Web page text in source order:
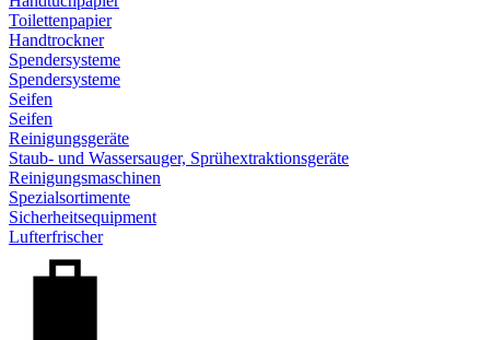
Toilettenpapier
Handtrockner
Spendersysteme
Spendersysteme
Seifen
Seifen
Reinigungsgeräte
Staub- und Wassersauger, Sprühextraktionsgeräte
Reinigungsmaschinen
Spezialsortimente
Sicherheitsequipment
Lufterfrischer